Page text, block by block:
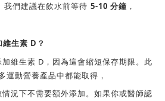
我們建議在飲水前等待 5-10 分鐘 ，
維生素 D ？
維生素 D ，因為這會縮短保存期限。此
運動營養產品中都能取得，
況下不需要額外添加。 如果你或醫師認